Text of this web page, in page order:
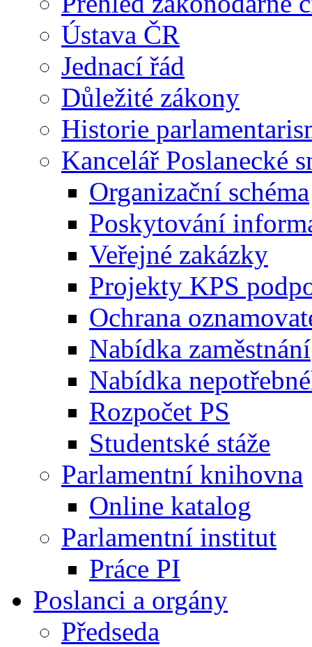
Ústava ČR
Jednací řád
Důležité zákony
Historie
Kancelář Poslanecké
Organizační schéma
Poskytování
Veřejné zakázky
Projekty KPS
Ochrana
Nabídka zaměstnání
Nabídka
Rozpočet PS
Studentské stáže
Parlamentní knihovna
Online katalog
Parlamentní institut
Práce PI
Poslanci a orgány
Předseda